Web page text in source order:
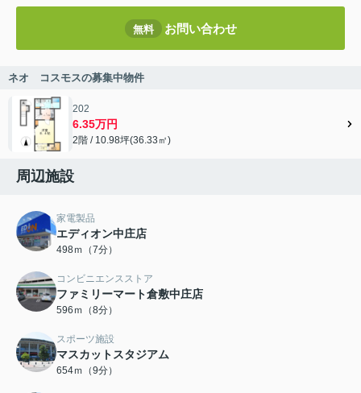
無料 お問い合わせ
ネオ コスモスの募集中物件
202
6.35万円
2階 / 10.98坪(36.33㎡)
周辺施設
家電製品
エディオン中庄店
498ｍ（7分）
コンビニエンスストア
ファミリーマート倉敷中庄店
596ｍ（8分）
スポーツ施設
マスカットスタジアム
654ｍ（9分）